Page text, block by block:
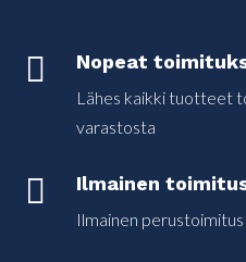
 Nopeat
Lähes kaikki tuotteet
varastosta
 Ilmainen
Ilmainen